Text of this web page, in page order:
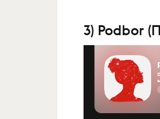
3) Podbor